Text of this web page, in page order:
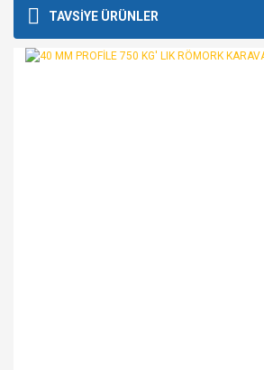
Bu ürüne ilk yorumu siz
kullanarak tarafımıza iletebilirsiniz.
Görüş ve önerileriniz için teşekkür ederiz.
TAVSİYE ÜRÜNLER